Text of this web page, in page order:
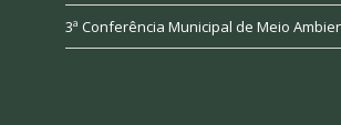
3ª Conferência Municipal de Meio